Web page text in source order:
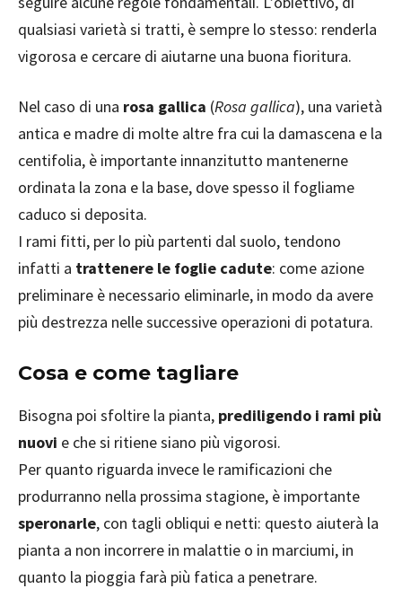
qualsiasi varietà si tratti, è sempre lo stesso: renderla
vigorosa e cercare di aiutarne una buona fioritura.
Nel caso di una rosa gallica (Rosa gallica), una varietà
antica e madre di molte altre fra cui la damascena e la
centifolia, è importante innanzitutto mantenerne
ordinata la zona e la base, dove spesso il fogliame
caduco si deposita.
I rami fitti, per lo più partenti dal suolo, tendono
infatti a trattenere le foglie cadute: come azione
preliminare è necessario eliminarle, in modo da avere
più destrezza nelle successive operazioni di potatura.
Cosa e come tagliare
Bisogna poi sfoltire la pianta, prediligendo i rami più
nuovi e che si ritiene siano più vigorosi.
Per quanto riguarda invece le ramificazioni che
produrranno nella prossima stagione, è importante
speronarle, con tagli obliqui e netti: questo aiuterà la
pianta a non incorrere in malattie o in marciumi, in
quanto la pioggia farà più fatica a penetrare.